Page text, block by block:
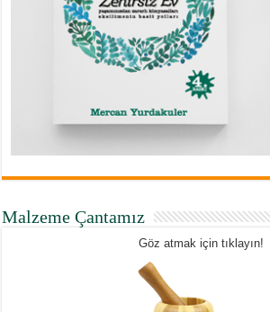
Malzeme Çantamız
Göz atmak için tıklayın!